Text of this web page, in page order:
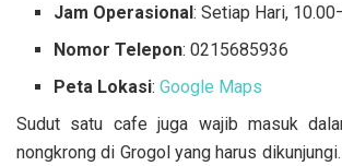
Jam Operasional: Setiap Hari,
Nomor Telepon: 0215685936
Peta Lokasi: Google Maps
Sudut satu cafe juga wajib masuk
nongkrong di Grogol yang harus